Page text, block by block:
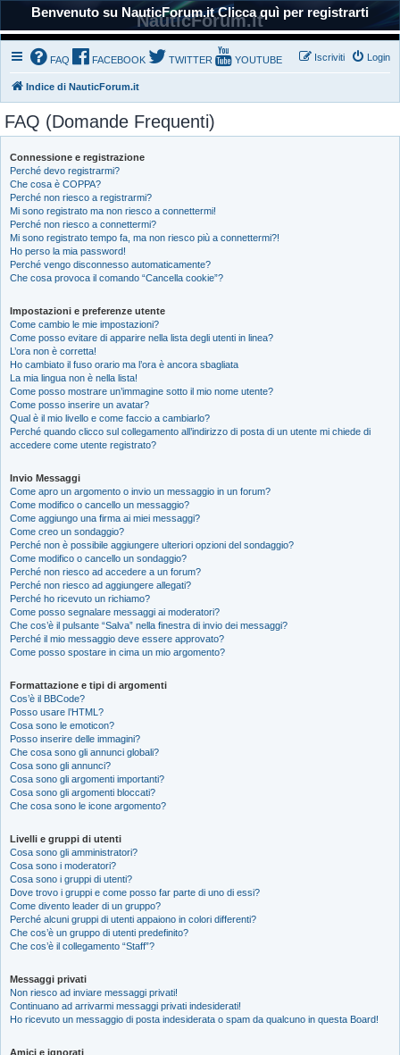
Benvenuto su NauticForum.it Clicca quì per registrarti
NauticForum.it
FAQ FACEBOOK TWITTER YOUTUBE Login
Iscriviti
Indice di NauticForum.it
FAQ (Domande Frequenti)
Connessione e registrazione
Perché devo registrarmi?
Che cosa è COPPA?
Perché non riesco a registrarmi?
Mi sono registrato ma non riesco a connettermi!
Perché non riesco a connettermi?
Mi sono registrato tempo fa, ma non riesco più a connettermi?!
Ho perso la mia password!
Perché vengo disconnesso automaticamente?
Che cosa provoca il comando “Cancella cookie”?
Impostazioni e preferenze utente
Come cambio le mie impostazioni?
Come posso evitare di apparire nella lista degli utenti in linea?
L’ora non è corretta!
Ho cambiato il fuso orario ma l’ora è ancora sbagliata
La mia lingua non è nella lista!
Come posso mostrare un’immagine sotto il mio nome utente?
Come posso inserire un avatar?
Qual è il mio livello e come faccio a cambiarlo?
Perché quando clicco sul collegamento all’indirizzo di posta di un utente mi chiede di
accedere come utente registrato?
Invio Messaggi
Come apro un argomento o invio un messaggio in un forum?
Come modifico o cancello un messaggio?
Come aggiungo una firma ai miei messaggi?
Come creo un sondaggio?
Perché non è possibile aggiungere ulteriori opzioni del sondaggio?
Come modifico o cancello un sondaggio?
Perché non riesco ad accedere a un forum?
Perché non riesco ad aggiungere allegati?
Perché ho ricevuto un richiamo?
Come posso segnalare messaggi ai moderatori?
Che cos’è il pulsante “Salva” nella finestra di invio dei messaggi?
Perché il mio messaggio deve essere approvato?
Come posso spostare in cima un mio argomento?
Formattazione e tipi di argomenti
Cos’è il BBCode?
Posso usare l’HTML?
Cosa sono le emoticon?
Posso inserire delle immagini?
Che cosa sono gli annunci globali?
Cosa sono gli annunci?
Cosa sono gli argomenti importanti?
Cosa sono gli argomenti bloccati?
Che cosa sono le icone argomento?
Livelli e gruppi di utenti
Cosa sono gli amministratori?
Cosa sono i moderatori?
Cosa sono i gruppi di utenti?
Dove trovo i gruppi e come posso far parte di uno di essi?
Come divento leader di un gruppo?
Perché alcuni gruppi di utenti appaiono in colori differenti?
Che cos’è un gruppo di utenti predefinito?
Che cos’è il collegamento “Staff”?
Messaggi privati
Non riesco ad inviare messaggi privati!
Continuano ad arrivarmi messaggi privati indesiderati!
Ho ricevuto un messaggio di posta indesiderata o spam da qualcuno in questa Board!
Amici e ignorati